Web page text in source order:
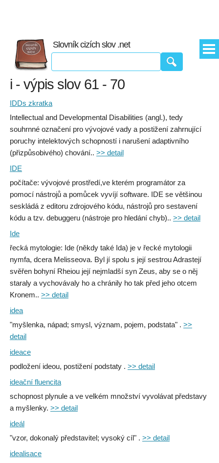
Slovník cizích slov .net
i - výpis slov 61 - 70
IDDs zkratka
Intellectual and Developmental Disabilities (angl.), tedy
souhrnné označení pro vývojové vady a postižení zahrnující
poruchy intelektových schopností i narušení adaptivního
(přizpůsobivého) chování.. >> detail
IDE
počítače: vývojové prostředí,ve kterém programátor za
pomocí nástrojů a pomůcek vyvíjí software. IDE se většinou
seskládá z editoru zdrojového kódu, nástrojů pro sestavení
kódu a tzv. debuggeru (nástroje pro hledání chyb).. >> detail
Ide
řecká mytologie: Ide (někdy také Ida) je v řecké mytologii
nymfa, dcera Melisseova. Byl jí spolu s její sestrou Adrastejí
svěřen bohyní Rheiou její nejmladší syn Zeus, aby se o něj
staraly a vychovávaly ho a chránily ho tak před jeho otcem
Kronem.. >> detail
idea
"myšlenka, nápad; smysl, význam, pojem, podstata" . >>
detail
ideace
podložení ideou, postižení podstaty . >> detail
ideační fluencita
schopnost plynule a ve velkém množství vyvolávat představy
a myšlenky. >> detail
ideál
"vzor, dokonalý představitel; vysoký cíl" . >> detail
idealisace